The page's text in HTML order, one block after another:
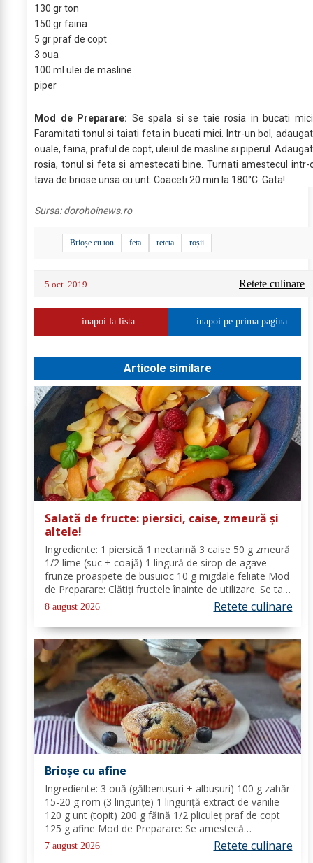
130 gr ton
150 gr faina
5 gr praf de copt
3 oua
100 ml ulei de masline
piper
Mod de Preparare: Se spala si se taie rosia in bucati
Faramitati tonul si taiati feta in bucati mici. Intr-un bol,
ouale, faina, praful de copt, uleiul de masline si piperul.
rosia, tonul si feta si amestecati bine. Turnati amestecul intr-
tava de briose unsa cu unt. Coaceti 20 min la 180°C. Gata!
Sursa:dorohoinews.ro
Brioșe cu ton feta reteta roșii
5 oct. 2019 Retete culinare
inapoi la lista inapoi pe prima pagina
Articole similare
Salată de fructe: piersici, caise, zmeură și
altele!
Ingrediente: 1 piersică 1 nectarină 3 caise 50 g zmeură
1/2 lime (suc + coajă) 1 lingură de sirop de agave
frunze proaspete de busuioc 10 g migdale feliate Mod
de Preparare: Clătiți fructele înainte de utilizare. Se taie
piersicile, nectarinele și caisele în felii subțiri. Stoarceți
lămâia și...
8 august 2026 Retete culinare
Brioșe cu afine
Ingrediente: 3 ouă (gălbenușuri + albușuri) 100 g zahăr
15-20 g rom (3 lingurițe) 1 linguriță extract de vanilie
120 g unt (topit) 200 g făină 1/2 pliculeț praf de copt
125 g afine Mod de Preparare: Se amestecă
gălbenușurile cu zahărul, romul și vanilia. Se adaugă
untul topit, făina și praful de...
7 august 2026 Retete culinare